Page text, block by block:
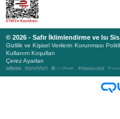
© 2026 - Safir İklimlendirme ve Isı
Gizlilik ve Kişisel Verilerin Korunması
Kullanım Koşulları
Çerez Ayarları